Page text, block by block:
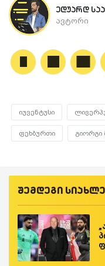
ედუარდ
ავტორი
იუვენტუსი
ფეხბურთი გიორგი
შემდეგი სიახლე